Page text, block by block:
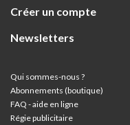
Créer un compte
Newsletters
Qui sommes-nous ?
Abonnements (boutique)
FAQ - aide en ligne
Régie publicitaire